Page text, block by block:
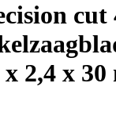
cut
2,4 x 30